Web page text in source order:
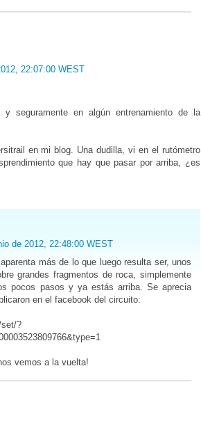
22:07:00 WEST
y seguramente en algún entrenamiento de la
en mi blog. Una dudilla, vi en el rutómetro
que hay que pasar por arriba, ¿es
de 2012, 22:48:00 WEST
más de lo que luego resulta ser, unos
grandes fragmentos de roca, simplemente
pocos pasos y ya estás arriba. Se aprecia
en el facebook del circuito:
set/?
vemos a la vuelta!